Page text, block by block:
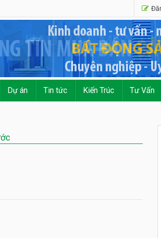
Dự án Tin tức Kiến Trúc Tư Vấn